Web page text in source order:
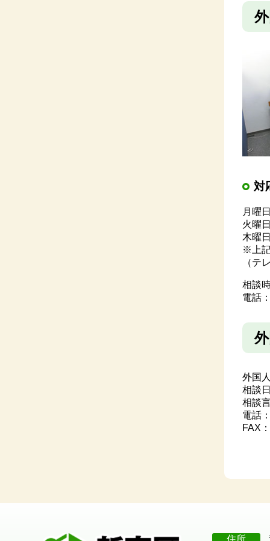
対
月曜
火曜
木曜
※上
（テ
相談
電話
外国
相談
相談
電話
FAX